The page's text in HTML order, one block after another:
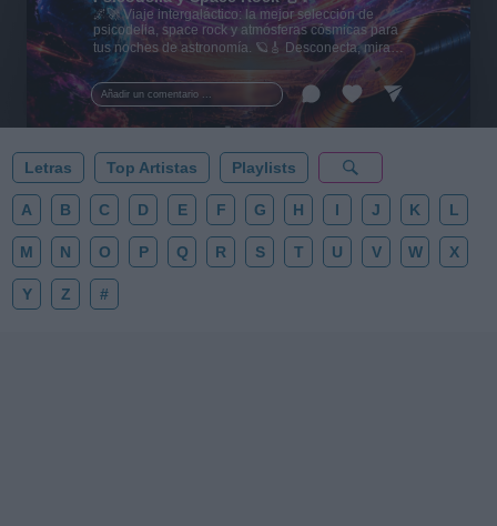
Añadir un comentario ...
🌌🚀 Viaje intergaláctico: la mejor selección de
psicodelia, space rock y atmósferas cósmicas para
tus noches de astronomía. 🪐🎸 Desconecta, mira
al firmamento y siente la gravedad cero. 💾 ¡Guarda
esta colección para tu próxima noche estrellada!
✨⭐
Letras Top Artistas Playlists
A B C D E F G H I J K L
M N O P Q R S T U V W X
Y Z #